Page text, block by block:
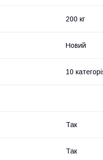
200 кг
Новий
10
Так
Так